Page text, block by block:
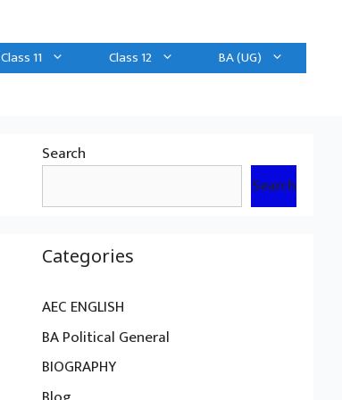
Class 11 Class 12 BA (UG)
Search
Search
Categories
AEC ENGLISH
BA Political General
BIOGRAPHY